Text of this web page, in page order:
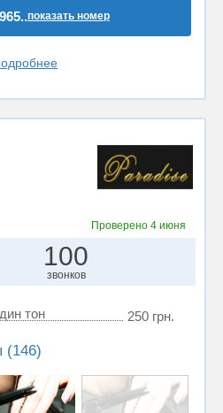
показать номер
Проверено4 июня
100
звонков
тон 250 грн.
(146)